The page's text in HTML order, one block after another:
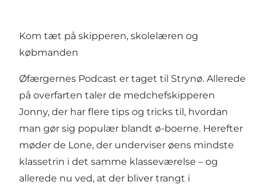
Kom tæt på skipperen, skolelæren og
købmanden
Øfærgernes Podcast er taget til Strynø. Allerede
på overfarten taler de medchefskipperen
Jonny, der har flere tips og tricks til, hvordan
man gør sig populær blandt ø-boerne. Herefter
møder de Lone, der underviser øens mindste
klassetrin i det samme klasseværelse – og
allerede nu ved, at der bliver trangt i